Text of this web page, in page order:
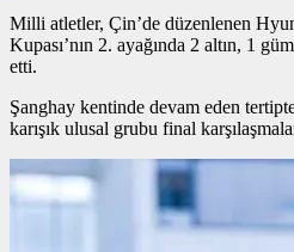
Milli atletler, Çin’de düzenlenen
Kupası’nın 2. ayağında 2 altın, 1
etti.
Şanghay kentinde devam eden
karışık ulusal grubu final